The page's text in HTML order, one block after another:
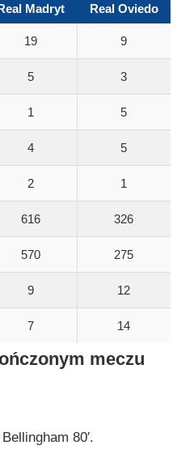
Madryt Real Oviedo
19 9
5 3
1 5
4 5
2 1
616 326
570 275
9 12
7 14
meczu
80′.